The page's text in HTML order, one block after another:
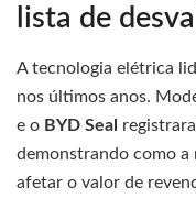
lista de
A tecnologia elétrica
nos últimos anos.
e o BYD Seal
demonstrando como a
afetar o valor de